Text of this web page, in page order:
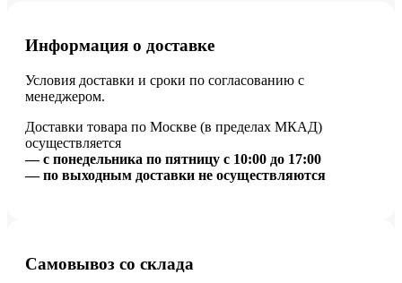
Информация о доставке
Условия доставки и сроки по согласованию с
менеджером.
Доставки товара по Москве (в пределах МКАД)
осуществляется
— с понедельника по пятницу с 10:00 до 17:00
— по выходным доставки не осуществляются
Самовывоз со склада